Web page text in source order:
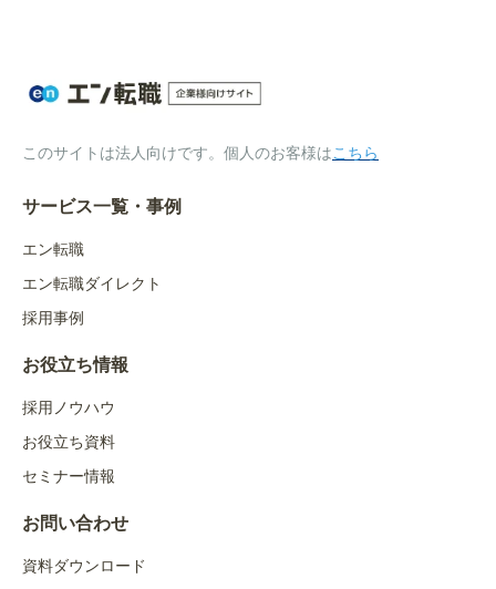
このサイトは法人向けです。個人のお客様はこちら
サービス一覧・事例
エン転職
エン転職ダイレクト
採用事例
お役立ち情報
採用ノウハウ
お役立ち資料
セミナー情報
お問い合わせ
資料ダウンロード